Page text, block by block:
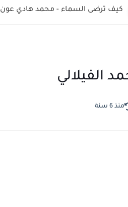
كيف ترضى السماء - محمد هادي عون
الفيلالي
منذ 6 سنة